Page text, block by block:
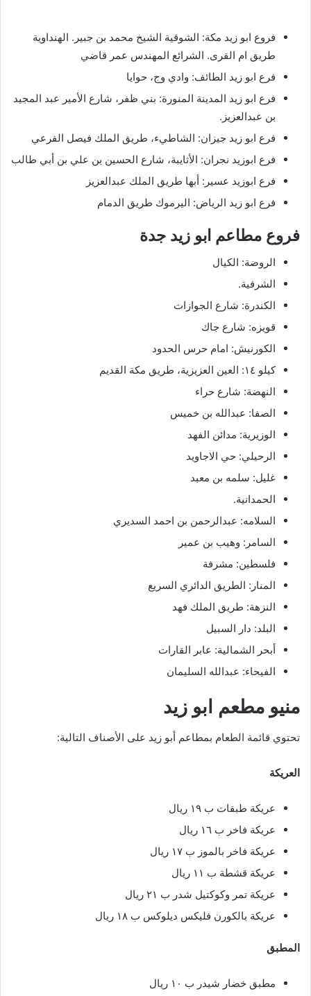
فروع ابو زيد مكة: الشوقية الشيخ محمد بن جبير. الهنداوية
طريق ام القرى. الشرائع المهندس عمر قاضي
فرع ابو زيد الطائف: وادي وج، حوايا
فرع ابو زيد المدينة المنورة: بني ظفر، شارع الأمير عبد المجيد
بن عبدالعزيز.
فرع ابو زيد جيزان: الشاطيء، طريق الملك فيصل الفرعي
فرع ابوزيد نجران: الأثايبة، شارع الحسين بن علي بن أبي طالب
فرع ابوزيد عسير: أبها طريق الملك عبدالعزيز
فرع ابو زيد الرياض: اليرموك طريق الدمام
فروع مطاعم ابو زيد جدة
الروضة: الكيال
الشرفية.
الكندرة: شارع الجوازات
قويزه: شارع جاك
الكورنيش: امام حرس الحدود
كيلو ١٤: العين العزيزية، طريق مكة القديم
النهضة: شارع حراء
الصفا: عبدالله بن خميس
الوزيرية: مدائن الفهد
الرحيلي: حي الاجاويد
غليل: سلمه بن معبد
الحمدانية.
السلامه: عبدالرحمن بن احمد السديري
السامر: وهيب بن عمير
فلسطين: مشرفة
المنار: الطريق الدائري السريع
النزهة: طريق الملك فهد
البلد: دار السبيل
أبحر الشمالية: عابر القارات
الفيحاء: عبدالله السليمان
منيو مطعم ابو زيد
تحتوي قائمة الطعام بمطاعم أبو زيد على الأصناف التالية:
العريكة
عريكة طبقات ب ١٩ ريال
عريكة فاخر ب ١٦ ريال
عريكة فاخر بالموز ب ١٧ ريال
عريكة قشطة ب ١١ ريال
عريكة تمر وكوكتيل شدر ب ٢١ ريال
عريكة بالكورن فليكس ديلوكس ب ١٨ ريال
المطبق
مطبق خضار شيدر ب ١٠ ريال